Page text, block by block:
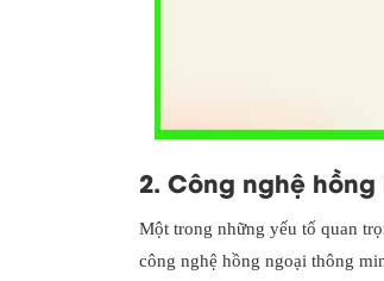
2. Công nghệ
Một trong những yếu tố quan
công nghệ hồng ngoại thông